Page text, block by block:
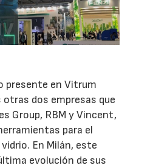
presente en Vitrum
otras dos empresas que
Group, RBM y Vincent,
para el
En Milán, este
evolución de sus